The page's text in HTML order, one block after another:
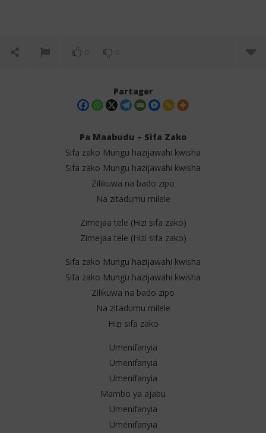
0 0
NOW VIEWING
Partager
Pa Maabudu – Sifa Zako
Sifa zako Mungu hazijawahi kwisha
Sifa zako Mungu hazijawahi kwisha
Zilikuwa na bado zipo
Na zitadumu milele
Zimejaa tele (Hizi sifa zako)
Zimejaa tele (Hizi sifa zako)
Sifa zako Mungu hazijawahi kwisha
Sifa zako Mungu hazijawahi kwisha
Zilikuwa na bado zipo
Na zitadumu milele
Hizi sifa zako
Umenifanyia
Umenifanyia
Umenifanyia
Mambo ya ajabu
Umenifanyia
Umenifanyia